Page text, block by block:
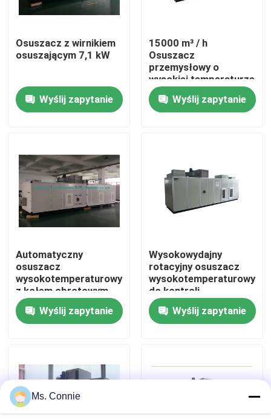
Produkty
Wycieczka po fabryce
Kontrola jakości
Skontaktuj się z nami
Aktualności
Osuszacz powietrza przemysłowego
Osuszacz o niskiej wilgotności
Osuszacz z wirnikiem
osuszającym 7,1 kW
Wyślij zapytanie
15000 m³ / h
Osuszacz
przemysłowy o
wysokiej temperaturze
Wyślij zapytanie
Automatyczny
osuszacz
wysokotemperaturowy
z kołem obrotowym
Wyślij zapytanie
Wysokowydajny
rotacyjny osuszacz
wysokotemperaturowy
do kontroli
wilgotności
Wyślij zapytanie
Ms. Connie